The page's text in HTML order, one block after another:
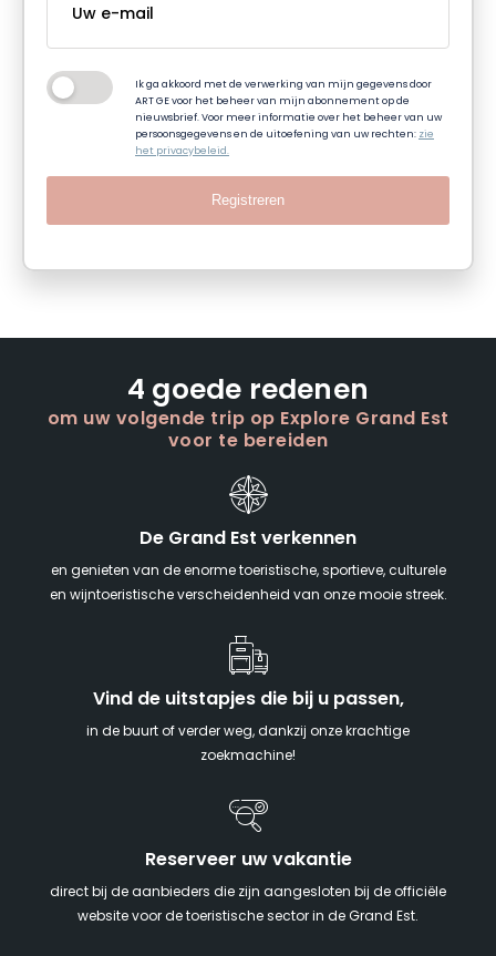
Ik ga akkoord met de verwerking van mijn gegevens door
ART GE voor het beheer van mijn abonnement op de
nieuwsbrief. Voor meer informatie over het beheer van uw
persoonsgegevens en de uitoefening van uw rechten: zie
het privacybeleid.
Registreren
4 goede redenen
om uw volgende trip op Explore Grand Est
voor te bereiden
De Grand Est verkennen
en genieten van de enorme toeristische, sportieve, culturele
en wijntoeristische verscheidenheid van onze mooie streek.
Vind de uitstapjes die bij u passen,
in de buurt of verder weg, dankzij onze krachtige
zoekmachine!
Reserveer uw vakantie
direct bij de aanbieders die zijn aangesloten bij de officiële
website voor de toeristische sector in de Grand Est.